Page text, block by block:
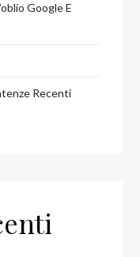
Google E
Recenti